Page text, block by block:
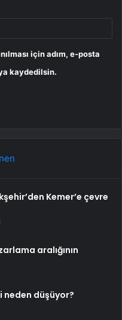
için adım, e-posta
kaydedilsin.
Kemer’e çevre
aralığının
neden düşüyor?